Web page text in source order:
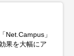
成する社内研
ルを習得でき